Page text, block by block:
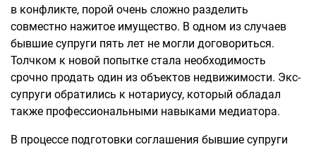
в конфликте, порой очень сложно разделить
совместно нажитое имущество. В одном из случаев
бывшие супруги пять лет не могли договориться.
Толчком к новой попытке стала необходимость
срочно продать один из объектов недвижимости. Экс-
супруги обратились к нотариусу, который обладал
также профессиональными навыками медиатора.
В процессе подготовки соглашения бывшие супруги